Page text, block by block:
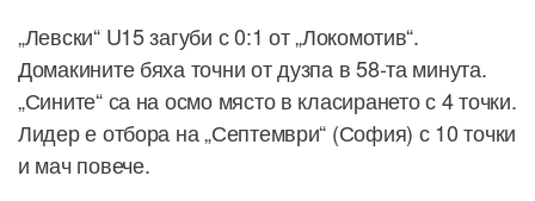
„Левски“ U15 загуби с 0:1 от „Локомотив“.
Домакините бяха точни от дузпа в 58-та минута.
„Сините“ са на осмо място в класирането с 4 точки.
Лидер е отбора на „Септември“ (София) с 10 точки
и мач повече.